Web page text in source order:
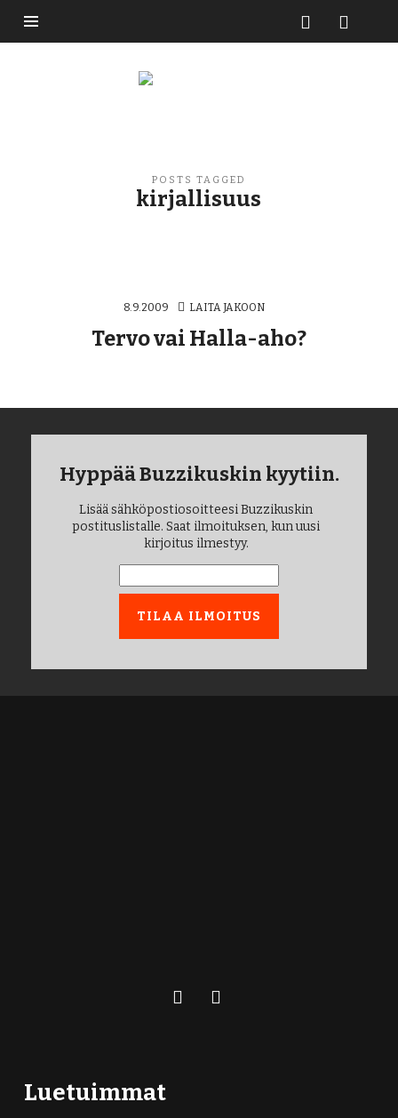
Buzzikuski
POSTS TAGGED
kirjallisuus
8.9.2009 LAITA JAKOON
Tervo vai Halla-aho?
Hyppää Buzzikuskin kyytiin.
Lisää sähköpostiosoitteesi Buzzikuskin
postituslistalle. Saat ilmoituksen, kun uusi
kirjoitus ilmestyy.
Luetuimmat